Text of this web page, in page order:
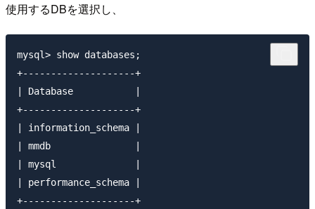
使用するDBを選択し、
mysql> show databases;
+--------------------+
| Database           |
+--------------------+
| information_schema |
| mmdb               |
| mysql              |
| performance_schema |
+--------------------+